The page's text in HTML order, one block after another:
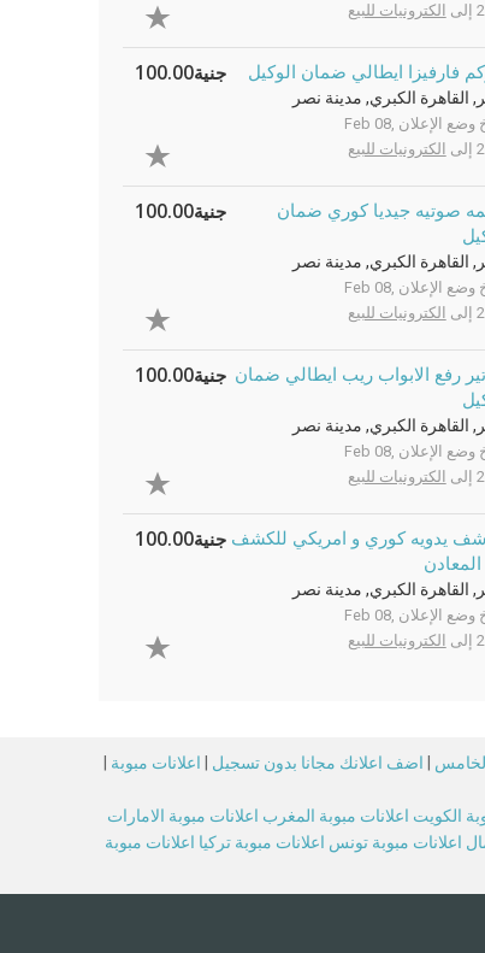
الكترونيات للبيع
فارفيزا ايطالي ضمان الوكيل
القاهرة الكبري, مدينة نصر
تاريخ وضع الإعلان Feb 08,
الكترونيات للبيع
جنية100.00
صوتيه جيديا كوري ضمان
القاهرة الكبري, مدينة نصر
تاريخ وضع الإعلان Feb 08,
الكترونيات للبيع
جنية100.00
رفع الابواب ريب ايطالي ضمان
القاهرة الكبري, مدينة نصر
تاريخ وضع الإعلان Feb 08,
الكترونيات للبيع
جنية100.00
يدويه كوري و امريكي للكشف
القاهرة الكبري, مدينة نصر
تاريخ وضع الإعلان Feb 08,
الكترونيات للبيع
جنية100.00
اضف اعلانك مجانا بدون تسجيل اعلانات مبوبة
الكويت اعلانات مبوبة المغرب اعلانات مبوبة الامارات
اعلانات مبوبة تونس اعلانات مبوبة تركيا اعلانات مبوبة